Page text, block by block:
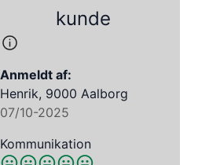
kunde
Anmeldt af:
Henrik, 9000 Aalborg
07/10-2025
Kommunikation